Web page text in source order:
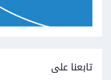
تابعنا على